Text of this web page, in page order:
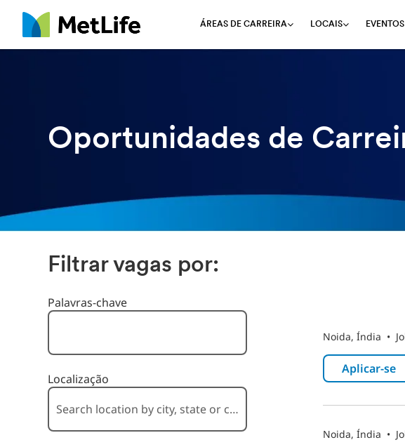
MetLife ÁREAS DE CARREIRA LOCAIS EVENTOS
Oportunidades de
Filtrar vagas por:
Filtrar vagas por
Palavras-chave
Localização
Noida, Índia •
Aplicar-se ​
Noida, Índia •